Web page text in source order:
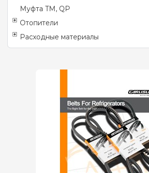
Муфта TM, QP
Отопители
Расходные материалы